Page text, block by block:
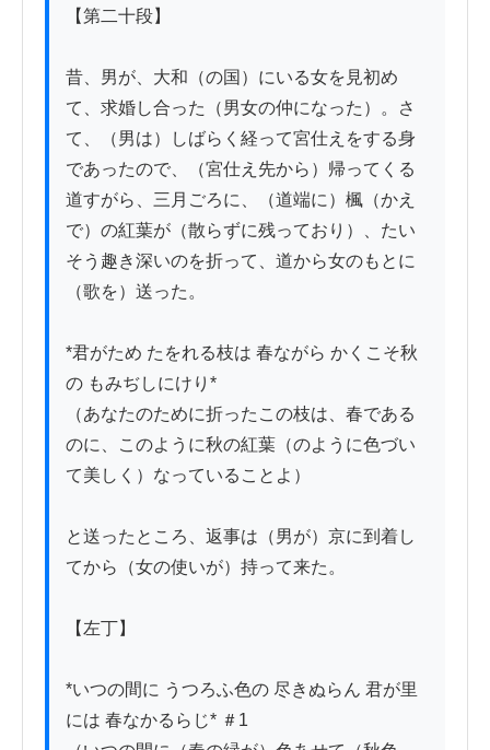
【第二十段】
昔、男が、大和（の国）にいる女を見初め
て、求婚し合った（男女の仲になった）。さ
て、（男は）しばらく経って宮仕えをする身
であったので、（宮仕え先から）帰ってくる
道すがら、三月ごろに、（道端に）楓（かえ
で）の紅葉が（散らずに残っており）、たい
そう趣き深いのを折って、道から女のもとに
（歌を）送った。
*君がため たをれる枝は 春ながら かくこそ秋
の もみぢしにけり*
（あなたのために折ったこの枝は、春である
のに、このように秋の紅葉（のように色づい
て美しく）なっていることよ）
と送ったところ、返事は（男が）京に到着し
てから（女の使いが）持って来た。
【左丁】
*いつの間に うつろふ色の 尽きぬらん 君が里
には 春なかるらじ* ＃1